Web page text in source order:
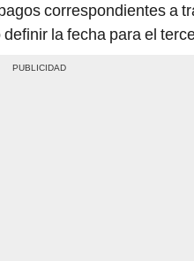
correspondientes a
la fecha para el